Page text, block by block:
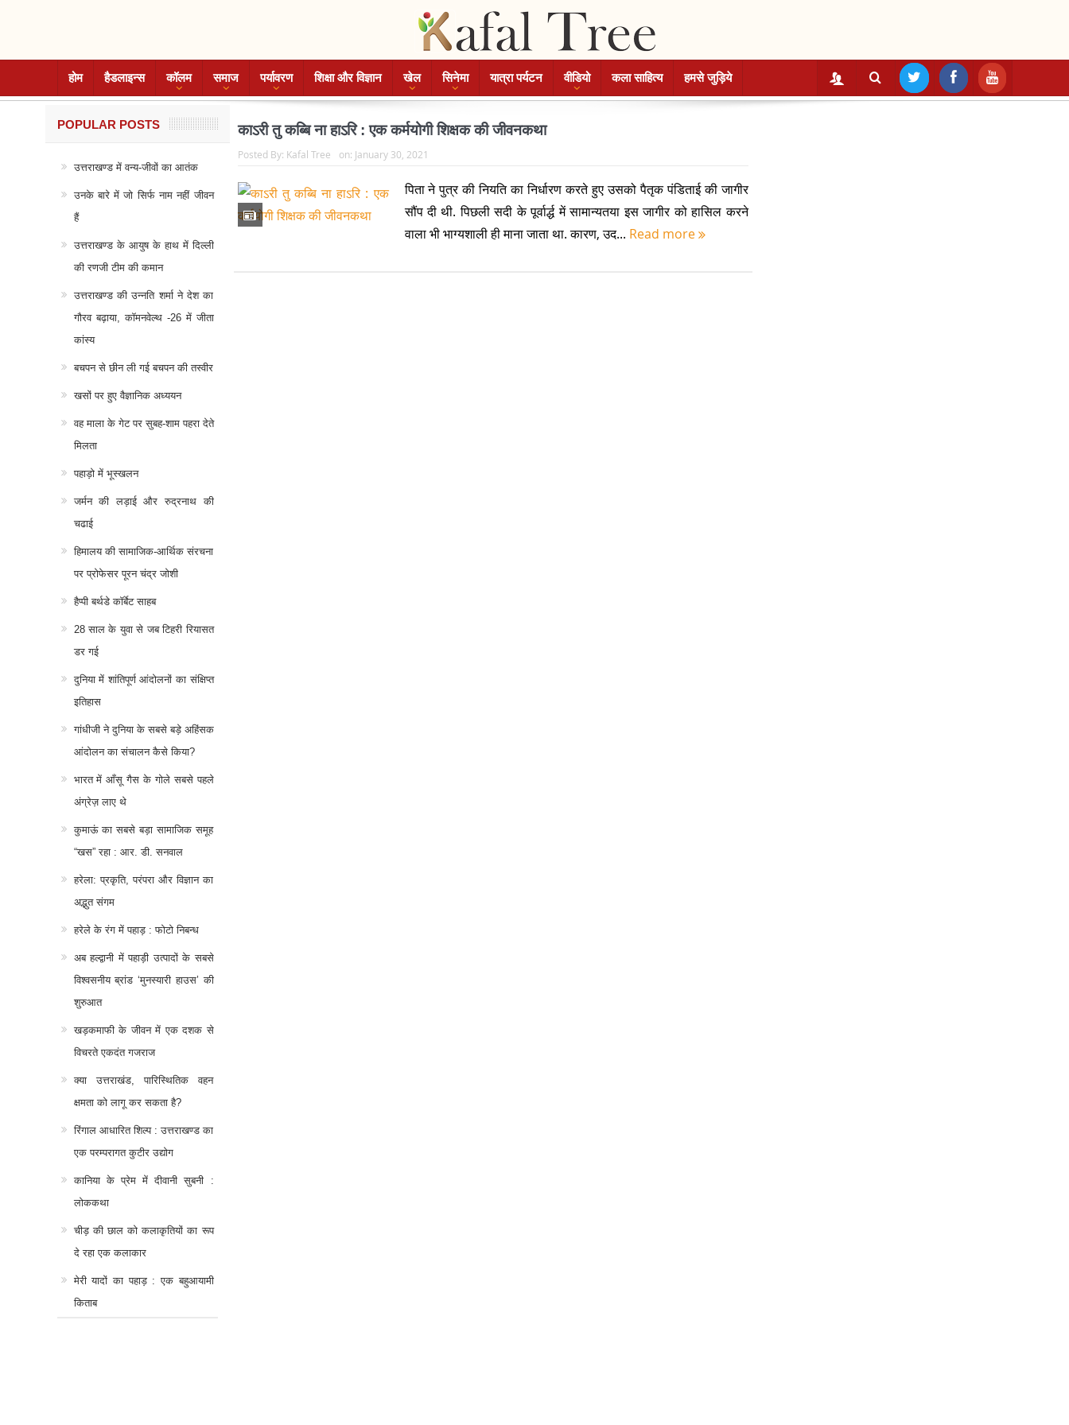
होम हैडलाइन्स कॉलम समाज पर्यावरण शिक्षा और विज्ञान खेल सिनेमा यात्रा पर्यटन वीडियो कला साहित्य हमसे जुड़िये
काऽरी तु कब्बि ना हाऽरि : एक कर्मयोगी शिक्षक की जीवनकथा
Posted By: Kafal Tree on: January 30, 2021
पिता ने पुत्र की नियति का निर्धारण करते हुए उसको पैतृक पंडिताई की जागीर
सौंप दी थी. पिछली सदी के पूर्वार्द्ध में सामान्यतया इस जागीर को हासिल करने
वाला भी भाग्यशाली ही माना जाता था. कारण, उद... Read more
POPULAR POSTS
उत्तराखण्ड में वन्य-जीवों का आतंक
उनके बारे में जो सिर्फ नाम नहीं जीवन
हैं
उत्तराखण्ड के आयुष के हाथ में दिल्ली
की रणजी टीम की कमान
उत्तराखण्ड की उन्नति शर्मा ने देश का
गौरव बढ़ाया, कॉमनवेल्थ -26 में जीता
कांस्य
बचपन से छीन ली गई बचपन की तस्वीर
खसों पर हुए वैज्ञानिक अध्ययन
वह माला के गेट पर सुबह-शाम पहरा देते
मिलता
पहाड़ो में भूस्खलन
जर्मन की लड़ाई और रुद्रनाथ की
चढाई
हिमालय की सामाजिक-आर्थिक संरचना
पर प्रोफेसर पूरन चंद्र जोशी
हैप्पी बर्थडे कॉर्बेट साहब
28 साल के युवा से जब टिहरी रियासत
डर गई
दुनिया में शांतिपूर्ण आंदोलनों का संक्षिप्त
इतिहास
गांधीजी ने दुनिया के सबसे बड़े अहिंसक
आंदोलन का संचालन कैसे किया?
भारत में आँसू गैस के गोले सबसे पहले
अंग्रेज़ लाए थे
कुमाऊं का सबसे बड़ा सामाजिक समूह
“खस” रहा : आर. डी. सनवाल
हरेला: प्रकृति, परंपरा और विज्ञान का
अद्भुत संगम
हरेले के रंग में पहाड़ : फोटो निबन्ध
अब हल्द्वानी में पहाड़ी उत्पादों के सबसे
विश्वसनीय ब्रांड ‘मुनस्यारी हाउस’ की
शुरुआत
खड़कमाफी के जीवन में एक दशक से
विचरते एकदंत गजराज
क्या उत्तराखंड, पारिस्थितिक वहन
क्षमता को लागू कर सकता है?
रिंगाल आधारित शिल्प : उत्तराखण्ड का
एक परम्परागत कुटीर उद्योग
कानिया के प्रेम में दीवानी सुबनी :
लोककथा
चीड़ की छाल को कलाकृतियों का रूप
दे रहा एक कलाकार
मेरी यादों का पहाड़ : एक बहुआयामी
किताब